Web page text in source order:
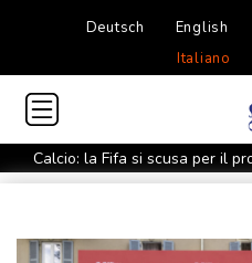
Deutsch English
Italiano
Calcio: la Fifa si scusa per il
errore"
Premier Canada, non credo